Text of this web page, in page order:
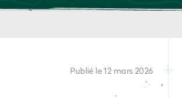
Publié le 12 mars 2026